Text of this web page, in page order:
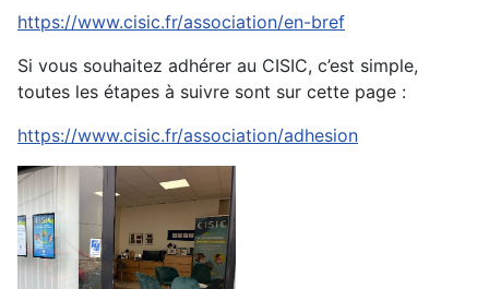
https://www.cisic.fr/association/en-bref
Si vous souhaitez adhérer au CISIC, c’est simple,
toutes les étapes à suivre sont sur cette page :
https://www.cisic.fr/association/adhesion